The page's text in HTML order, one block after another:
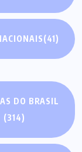
(41)
DO BRASIL
(314)